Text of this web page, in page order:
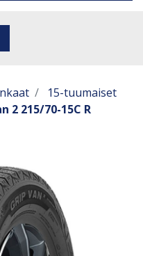
15-tuumaiset
2 215/70-15C R